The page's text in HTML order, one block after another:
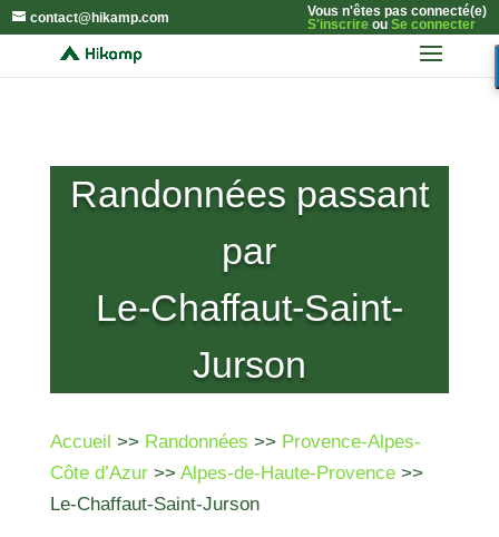
contact@hikamp.com
Vous n'êtes pas connecté(e)
S'inscrireou Se connecter
Randonnées passant
par
Le-Chaffaut-Saint-
Jurson
Accueil >> Randonnées >> Provence-Alpes-
Côte d’Azur>> Alpes-de-Haute-Provence>>
Le-Chaffaut-Saint-Jurson